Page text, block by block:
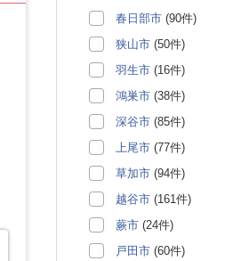
春日部市 (90件)
狭山市 (50件)
羽生市 (16件)
鴻巣市 (38件)
深谷市 (85件)
上尾市 (77件)
草加市 (94件)
越谷市 (161件)
蕨市 (24件)
戸田市 (60件)